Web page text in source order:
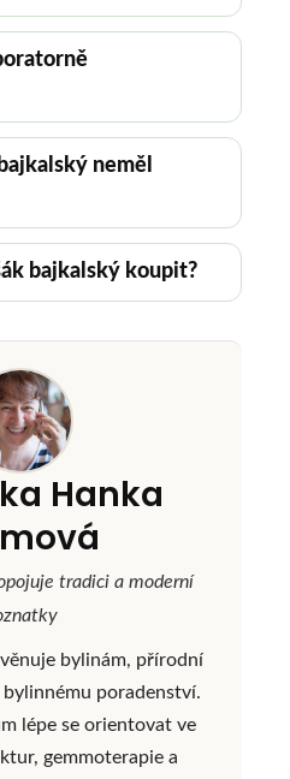
neměl
bajkalský koupit?
Hanka
tradici a moderní
bylinám, přírodní
poradenství.
lépe se orientovat ve
gemmoterapie a